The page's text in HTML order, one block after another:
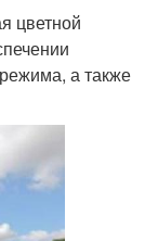
цветной
а также